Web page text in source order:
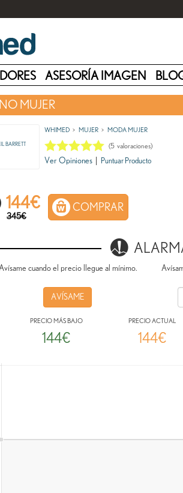
ASESORÍA IMAGEN
MUJER
BARRETT
WHIMED MUJER MODA MUJER
(5 valoraciones)
Ver Opiniones Puntuar Producto
345€
144€ COMPRAR
Avísame cuando el precio llegue al mínimo.
AVÍSAME
PRECIO MÁS BAJO
144€
PRECIO ACTUAL
144€